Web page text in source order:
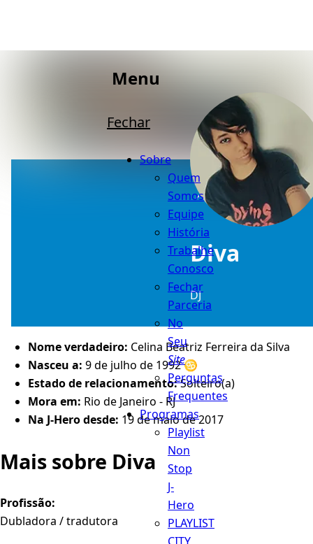
Menu
Fechar
Sobre
Quem
Somos
Equipe
História
Trabalhe
Conosco
Fechar
Parceria
No
Seu
Site
Perguntas
Frequentes
Programas
Playlist
Non
Stop
J-
Hero
PLAYLIST
Diva
DJ
Nome verdadeiro: Celina Beatriz Ferreira da Silva
Nasceu a: 9 de julho de 1992 ♋️
Estado de relacionamento:Solteiro(a)
Mora em: Rio de Janeiro - RJ
Na J-Hero desde: 19 de maio de 2017
Mais sobre Diva
Profissão:
Dubladora / tradutora